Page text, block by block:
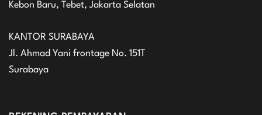
Kebon Baru, Tebet, Jakarta Selatan
KANTOR SURABAYA
Jl. Ahmad Yani frontage No. 151T
Surabaya